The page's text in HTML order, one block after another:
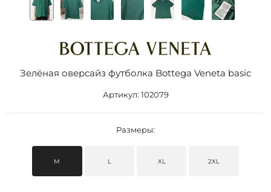
Зелёная оверсайз футболка Bottega Veneta basic
Артикул: 102079
Размеры:
M L XL 2XL